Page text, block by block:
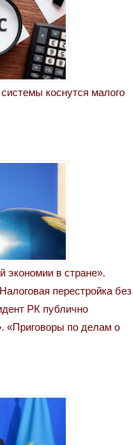
коснутся малого
экономии в стране».
перестройка без
РК публично
«Приговоры по делам о